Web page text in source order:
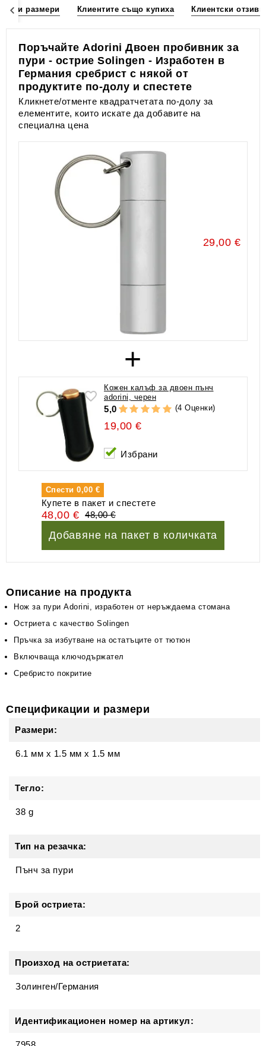
и размери Клиентите също купиха Клиентски отзиви
Поръчайте Adorini Двоен пробивник за
пури - острие Solingen - Изработен в
Германия сребрист с някой от
продуктите по-долу и спестете
Кликнете/отменте квадратчетата по-долу за
елементите, които искате да добавите на
специална цена
29,00 €
+
Кожен калъф за двоен пънч
adorini, черен
5,0 (4 Оценки)
19,00 €
Избрани
Спести0,00 €
Купете в пакет и спестете
48,00 € 48,00 €
Добавяне на пакет в количката
Описание на продукта
Нож за пури Adorini, изработен от неръждаема стомана
Остриета с качество Solingen
Пръчка за избутване на остатъците от тютюн
Включваща ключодържател
Сребристо покритие
Спецификации и размери
Размери:
6.1 мм x 1.5 мм x 1.5 мм
Тегло:
38 g
Тип на резачка:
Пънч за пури
Брой остриета:
2
Произход на остриетата:
Золинген/Германия
Идентификационен номер на артикул: